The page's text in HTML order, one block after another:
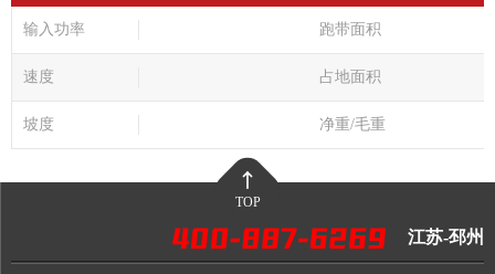
输入功率 跑带面积
速度 占地面积
坡度 净重/毛重
TOP
江苏-邳州